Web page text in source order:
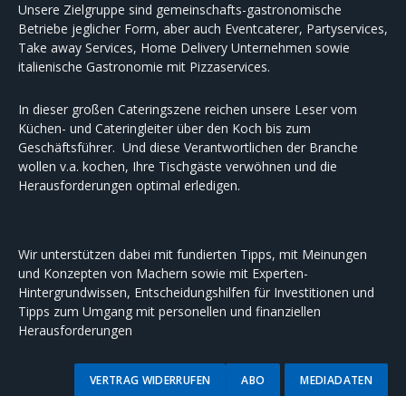
Unsere Zielgruppe sind gemeinschafts-gastronomische
Betriebe jeglicher Form, aber auch Eventcaterer, Partyservices,
Take away Services, Home Delivery Unternehmen sowie
italienische Gastronomie mit Pizzaservices.
In dieser großen Cateringszene reichen unsere Leser vom
Küchen- und Cateringleiter über den Koch bis zum
Geschäftsführer. Und diese Verantwortlichen der Branche
wollen v.a. kochen, Ihre Tischgäste verwöhnen und die
Herausforderungen optimal erledigen.
Wir unterstützen dabei mit fundierten Tipps, mit Meinungen
und Konzepten von Machern sowie mit Experten-
Hintergrundwissen, Entscheidungshilfen für Investitionen und
Tipps zum Umgang mit personellen und finanziellen
Herausforderungen
MEDIADATEN
ABO
VERTRAG WIDERRUFEN